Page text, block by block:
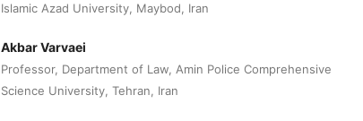
Islamic Azad University, Maybod, Iran
Akbar Varvaei
Professor, Department of Law, Amin Police Comprehensive
Science University, Tehran, Iran